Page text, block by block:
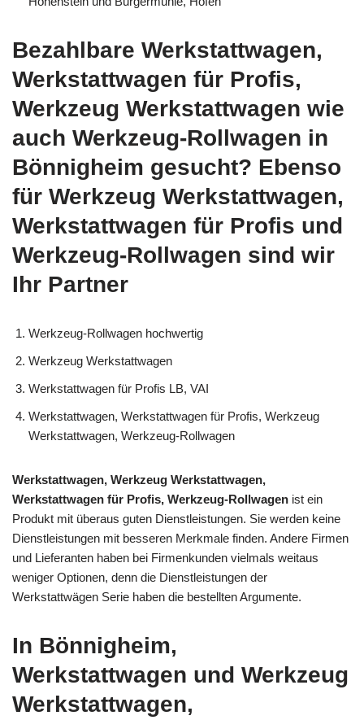
Bezahlbare Werkstattwagen,
Werkstattwagen für Profis,
Werkzeug Werkstattwagen wie
auch Werkzeug-Rollwagen in
Bönnigheim gesucht? Ebenso
für Werkzeug Werkstattwagen,
Werkstattwagen für Profis und
Werkzeug-Rollwagen sind wir
Ihr Partner
Werkzeug-Rollwagen hochwertig
Werkzeug Werkstattwagen
Werkstattwagen für Profis LB, VAI
Werkstattwagen, Werkstattwagen für Profis, Werkzeug
Werkstattwagen, Werkzeug-Rollwagen
Werkstattwagen, Werkzeug Werkstattwagen,
Werkstattwagen für Profis, Werkzeug-Rollwagen ist ein
Produkt mit überaus guten Dienstleistungen. Sie werden keine
Dienstleistungen mit besseren Merkmale finden. Andere Firmen
und Lieferanten haben bei Firmenkunden vielmals weitaus
weniger Optionen, denn die Dienstleistungen der
Werkstattwägen Serie haben die bestellten Argumente.
In Bönnigheim,
Werkstattwagen und Werkzeug
Werkstattwagen,